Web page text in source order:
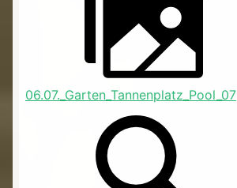
06.07._Garten_Tannenplatz_Pool_07